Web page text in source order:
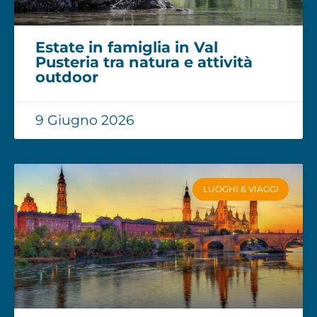
Estate in famiglia in Val
Pusteria tra natura e attività
outdoor
9 Giugno 2026
LUOGHI & VIAGGI